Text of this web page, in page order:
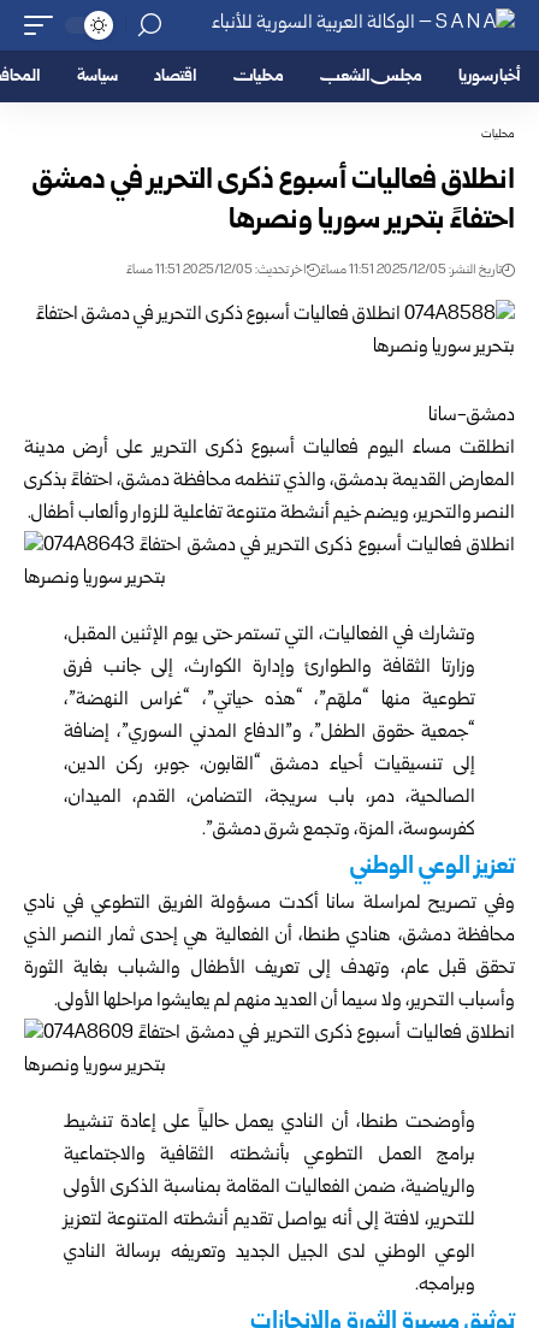
أخبار سوريا مجلس الشعب محليات اقتصاد سياسة
محليات
انطلاق فعاليات أسبوع ذكرى التحرير في دمشق
احتفاءً بتحرير سوريا ونصرها
تاريخ النشر: 2025/12/05 11:51 مساءً اخر تحديث: 2025/12/05 11:51 مساءً
دمشق-سانا
انطلقت مساء اليوم فعاليات أسبوع ذكرى التحريرعلى أرض مدينة
المعارض القديمة بدمشق، والذي تنظمه محافظة دمشق، احتفاءً بذكرى
النصر والتحرير، ويضم خيم أنشطة متنوعة تفاعلية للزوار وألعاب أطفال.
وتشارك في الفعاليات، التي تستمر حتى يوم الإثنين المقبل،
وزارتا الثقافة والطوارئ وإدارة الكوارث، إلى جانب فرق
تطوعية منها “ملهَم”، “هذه حياتي”، “غراس النهضة”،
“جمعية حقوق الطفل”، و”الدفاع المدني السوري”، إضافة
إلى تنسيقيات أحياء دمشق “القابون، جوبر، ركن الدين،
الصالحية، دمر، باب سريجة، التضامن، القدم، الميدان،
كفرسوسة، المزة، و‏تجمع شرق دمشق”.
تعزيز الوعي الوطني
وفي تصريح لمراسلة سانا أكدت مسؤولة الفريق التطوعي في نادي
محافظة دمشق، هنادي طنطا، أن الفعالية هي إحدى ثمار النصر الذي
تحقق قبل عام، وتهدف إلى تعريف الأطفال والشباب بغاية الثورة
وأسباب التحرير، ولا سيما أن العديد منهم لم يعايشوا مراحلها الأولى.
وأوضحت طنطا، أن النادي يعمل حالياً على إعادة تنشيط
برامج العمل التطوعي بأنشطته الثقافية والاجتماعية
والرياضية، ضمن الفعاليات المقامة بمناسبة الذكرى الأولى
للتحرير، لافتة إلى أنه يواصل تقديم أنشطته المتنوعة لتعزيز
الوعي الوطني لدى الجيل الجديد وتعريفه برسالة النادي
وبرامجه.